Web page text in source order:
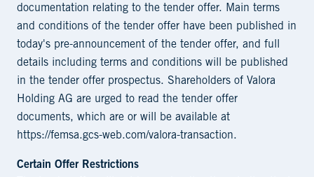
documentation relating to the tender offer. Main terms
and conditions of the tender offer have been published in
today's pre-announcement of the tender offer, and full
details including terms and conditions will be published
in the tender offer prospectus. Shareholders of Valora
Holding AG are urged to read the tender offer
documents, which are or will be available at
https://femsa.gcs-web.com/valora-transaction.
Certain Offer Restrictions